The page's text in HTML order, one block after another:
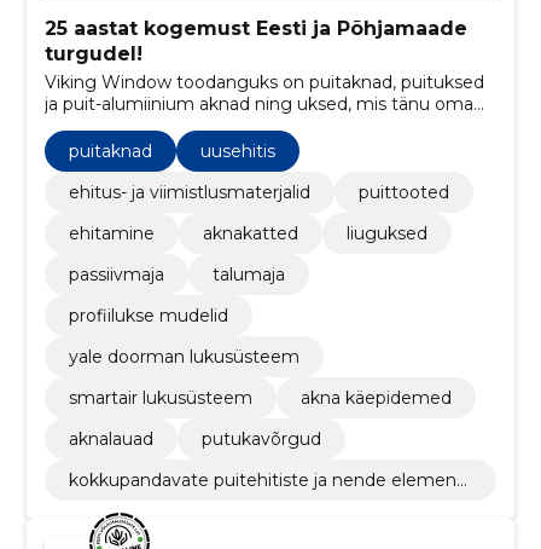
25 aastat kogemust Eesti ja Põhjamaade
turgudel!
Viking Window toodanguks on puitaknad, puituksed
ja puit-alumiinium aknad ning uksed, mis tänu oma
kvaliteetsele materjalile on kauakestvad ja säästlikud.
puitaknad
uusehitis
ehitus- ja viimistlusmaterjalid
puittooted
ehitamine
aknakatted
liuguksed
passiivmaja
talumaja
profiilukse mudelid
yale doorman lukusüsteem
smartair lukusüsteem
akna käepidemed
aknalauad
putukavõrgud
kokkupandavate puitehitiste ja nende elementi